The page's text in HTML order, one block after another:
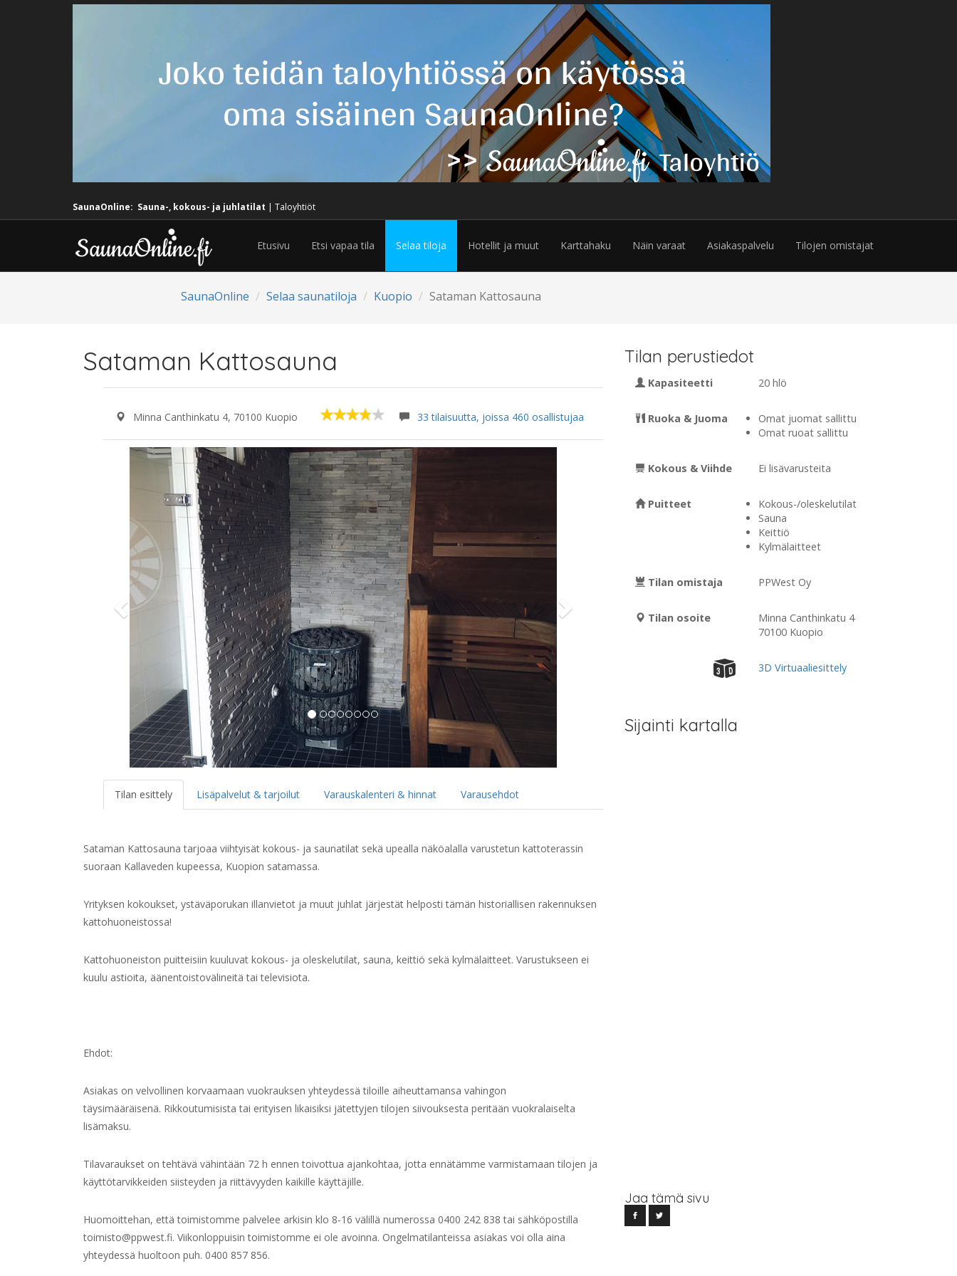
SaunaOnline: Sauna-, kokous- ja juhlatilat | Taloyhtiöt
Etusivu Etsi vapaa tila Selaa tiloja Hotellit ja muut Karttahaku Näin varaat Asiakaspalvelu Tilojen omistajat
SaunaOnline Selaa saunatiloja Kuopio Sataman Kattosauna
Sataman Kattosauna
Minna Canthinkatu 4, 70100 Kuopio 33 tilaisuutta, joissa 460 osallistujaa
Previous
Tilan esittely Lisäpalvelut & tarjoilut Varauskalenteri & hinnat Varausehdot
Sataman Kattosauna tarjoaa viihtyisät kokous- ja saunatilat sekä upealla näköalalla varustetun kattoterassin
suoraan Kallaveden kupeessa, Kuopion satamassa.
Yrityksen kokoukset, ystäväporukan illanvietot ja muut juhlat järjestät helposti tämän historiallisen rakennuksen
kattohuoneistossa!
Kattohuoneiston puitteisiin kuuluvat kokous- ja oleskelutilat, sauna, keittiö sekä kylmälaitteet. Varustukseen ei
kuulu astioita, äänentoistovälineitä tai televisiota.
Ehdot:
Asiakas on velvollinen korvaamaan vuokrauksen yhteydessä tiloille aiheuttamansa vahingon
täysimääräisenä. Rikkoutumisista tai erityisen likaisiksi jätettyjen tilojen siivouksesta peritään vuokralaiselta
lisämaksu.
Tilavaraukset on tehtävä vähintään 72 h ennen toivottua ajankohtaa, jotta ennätämme varmistamaan tilojen ja
käyttötarvikkeiden siisteyden ja riittävyyden kaikille käyttäjille.
Huomoittehan, että toimistomme palvelee arkisin klo 8-16 välillä numerossa 0400 242 838 tai sähköpostilla
toimisto@ppwest.fi. Viikonloppuisin toimistomme ei ole avoinna. Ongelmatilanteissa asiakas voi olla aina
yhteydessä huoltoon puh. 0400 857 856.
Tilan perustiedot
Kapasiteetti 20 hlö
Ruoka & Juoma
Omat juomat sallittu
Omat ruoat sallittu
Kokous & Viihde Ei lisävarusteita
Puitteet
Kokous-/oleskelutilat
Sauna
Keittiö
Kylmälaitteet
Tilan omistaja PPWest Oy
Tilan osoite
Minna Canthinkatu 4
70100 Kuopio
3D Virtuaaliesittely
Sijainti kartalla
Jaa tämä sivu